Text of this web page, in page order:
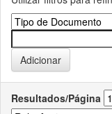
Resultados/Página